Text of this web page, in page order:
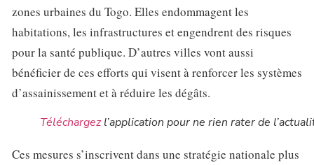
zones urbaines du Togo. Elles endommagent les
habitations, les infrastructures et engendrent des risques
pour la santé publique. D’autres villes vont aussi
bénéficier de ces efforts qui visent à renforcer les systèmes
d’assainissement et à réduire les dégâts.
Téléchargezl’application pour ne rien rater de
Ces mesures s’inscrivent dans une stratégie nationale plus